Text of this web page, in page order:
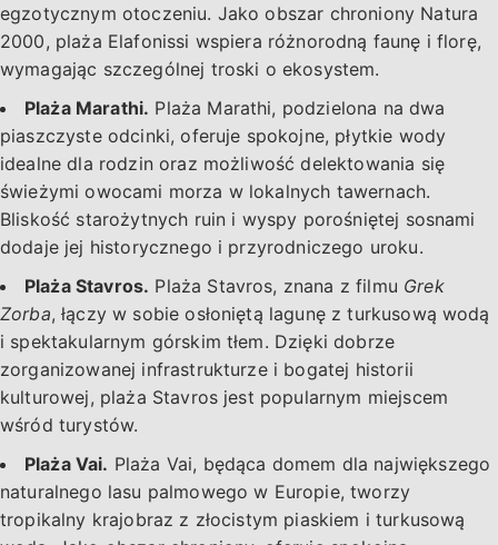
egzotycznym otoczeniu. Jako obszar chroniony Natura
2000, plaża Elafonissi wspiera różnorodną faunę i florę,
wymagając szczególnej troski o ekosystem.
Plaża Marathi. Plaża Marathi, podzielona na dwa
piaszczyste odcinki, oferuje spokojne, płytkie wody
idealne dla rodzin oraz możliwość delektowania się
świeżymi owocami morza w lokalnych tawernach.
Bliskość starożytnych ruin i wyspy porośniętej sosnami
dodaje jej historycznego i przyrodniczego uroku.
Plaża Stavros. Plaża Stavros, znana z filmu Grek
Zorba, łączy w sobie osłoniętą lagunę z turkusową wodą
i spektakularnym górskim tłem. Dzięki dobrze
zorganizowanej infrastrukturze i bogatej historii
kulturowej, plaża Stavros jest popularnym miejscem
wśród turystów.
Plaża Vai. Plaża Vai, będąca domem dla największego
naturalnego lasu palmowego w Europie, tworzy
tropikalny krajobraz z złocistym piaskiem i turkusową